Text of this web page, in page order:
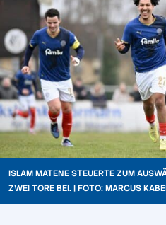
ISLAM MATENE STEUERTE ZUM
ZWEI TORE BEI. | FOTO: MARCUS